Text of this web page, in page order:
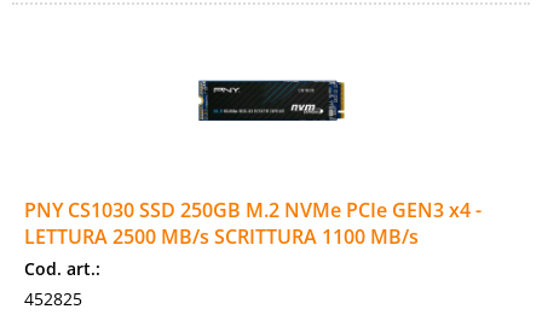
PNY CS1030 SSD 250GB M.2 NVMe PCIe GEN3 x4 -
LETTURA 2500 MB/s SCRITTURA 1100 MB/s
Cod. art.:
452825